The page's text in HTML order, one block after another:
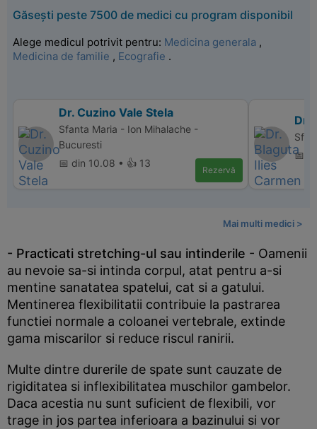
Găsești peste 7500 de medici cu program disponibil
Alege medicul potrivit pentru: Medicina generala ,
Medicina de familie , Ecografie .
Dr. Cuzino Vale Stela
Sfanta Maria - Ion Mihalache -
Bucuresti
📅 din 10.08 • 👍 13
Rezervă
Dr.
📅
Mai multi medici >
- Practicati stretching-ul sau intinderile - Oamenii
au nevoie sa-si intinda corpul, atat pentru a-si
mentine sanatatea spatelui, cat si a gatului.
Mentinerea flexibilitatii contribuie la pastrarea
functiei normale a coloanei vertebrale, extinde
gama miscarilor si reduce riscul ranirii.
Multe dintre durerile de spate sunt cauzate de
rigiditatea si inflexibilitatea muschilor gambelor.
Daca acestia nu sunt suficient de flexibili, vor
trage in jos partea inferioara a bazinului si vor